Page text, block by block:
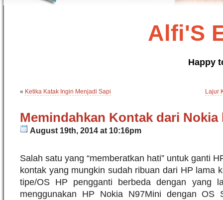
Alfi'S
Happy
« Ketika Katak Ingin Menjadi Sapi Lajur
Memindahkan Kontak dari Nokia
August 19th, 2014 at 10:16pm
Salah satu yang “memberatkan hati” untuk ganti
kontak yang mungkin sudah ribuan dari HP lama
tipe/OS HP pengganti berbeda dengan yang
menggunakan HP Nokia N97Mini dengan OS